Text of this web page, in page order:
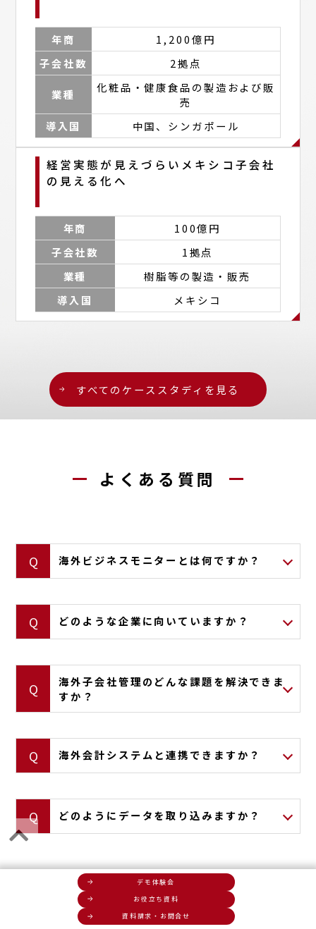
デモ体験会
お役立ち資料
資料請求・お問合せ
年商
1,200億円
子会社数
2拠点
業種
化粧品・健康食品の製造および販
売
導入国
中国、シンガポール
経営実態が見えづらいメキシコ子会社
の見える化へ
年商
100億円
子会社数
1拠点
業種
樹脂等の製造・販売
導入国
メキシコ
すべてのケーススタディを見る
よくある質問
海外ビジネスモニターとは何ですか？
どのような企業に向いていますか？
海外子会社管理のどんな課題を解決できま
すか？
海外会計システム と連携できますか？
どのようにデータを取り込みますか？
よくある質問をもっと見る